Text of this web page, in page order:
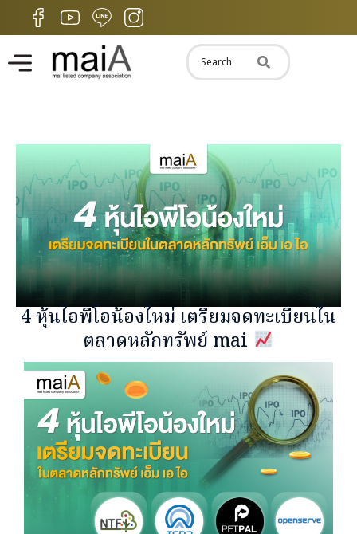
4 หุ้นไอพีโอน้องใหม่ เตรียมจดทะเบียนใน
ตลาดหลักทรัพย์ mai